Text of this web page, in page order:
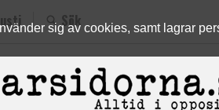
sig av cookies, samt lagrar
Sök